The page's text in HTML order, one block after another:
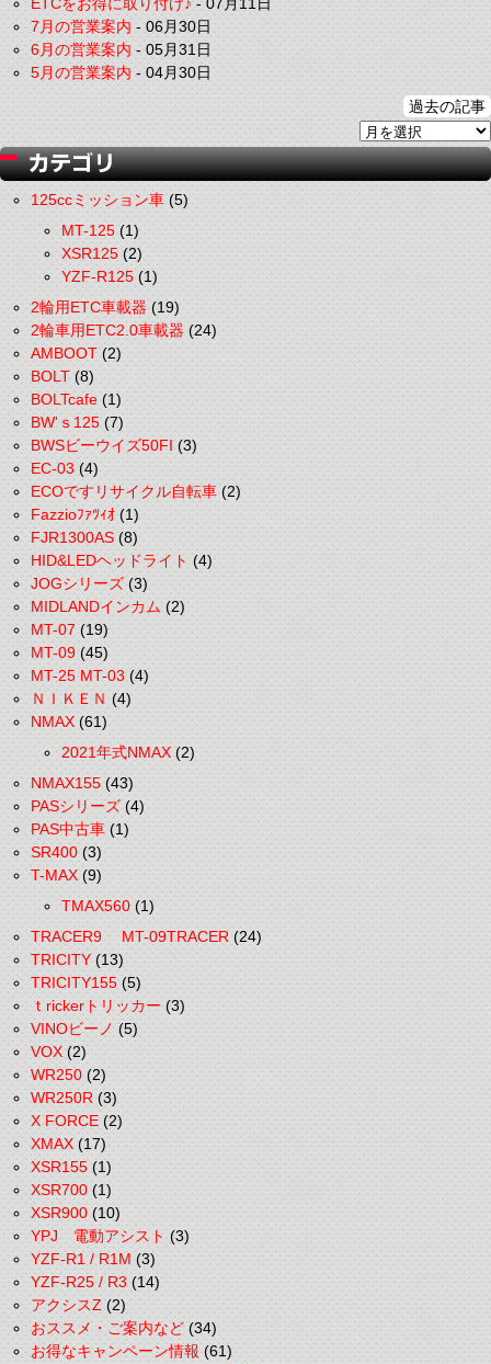
7月の営業案内-06月30日
6月の営業案内-05月31日
5月の営業案内-04月30日
過去の記事
125ccミッション車(5)
MT-125(1)
XSR125(2)
YZF-R125(1)
2輪用ETC車載器(19)
2輪車用ETC2.0車載器(24)
AMBOOT(2)
BOLT(8)
BOLTcafe(1)
BW'ｓ125(7)
BWSビーウイズ50FI(3)
EC-03(4)
ECOですリサイクル自転車(2)
Fazzioﾌｧﾂｨｵ(1)
FJR1300AS(8)
HID&LEDヘッドライト(4)
JOGシリーズ(3)
MIDLANDインカム(2)
MT-07(19)
MT-09(45)
MT-25 MT-03(4)
ＮＩＫＥＮ(4)
NMAX(61)
2021年式NMAX(2)
NMAX155(43)
PASシリーズ(4)
PAS中古車(1)
SR400(3)
T-MAX(9)
TMAX560(1)
TRACER9 MT-09TRACER(24)
TRICITY(13)
TRICITY155(5)
ｔrickerトリッカー(3)
VINOビーノ(5)
VOX(2)
WR250(2)
WR250R(3)
X FORCE(2)
XMAX(17)
XSR155(1)
XSR700(1)
XSR900(10)
YPJ 電動アシスト(3)
YZF-R1 / R1M(3)
YZF-R25 / R3(14)
アクシスZ(2)
おススメ・ご案内など(34)
お得なキャンペーン情報(61)